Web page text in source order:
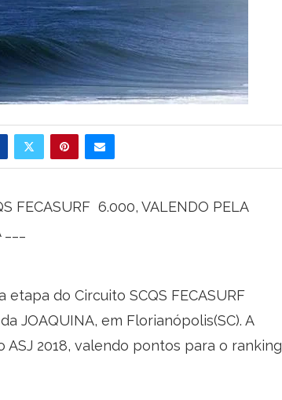
FECASURF 6.000, VALENDO PELA
do Circuito SCQS FECASURF
JOAQUINA, em Florianópolis(SC). A
2018, valendo pontos para o ranking